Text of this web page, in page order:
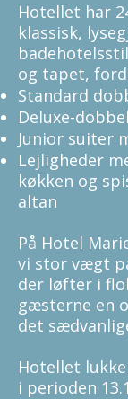
Hotellet har
klassisk,
og tapet,
Standard
Deluxe-
Junior suiter
Lejligheder
køkken og
altan
På Hotel
vi stor vægt
der løfter i
gæsterne en
det
Hotellet
i perioden